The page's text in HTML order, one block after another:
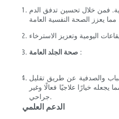
فمن خلال تحسين تدفق الدم
صحة الجلد العامة :
والصدفية عن طريق تقليل
يجعله خيارًا علاجيًا فعالًا وغير
جراحي.
الدعم العلمي